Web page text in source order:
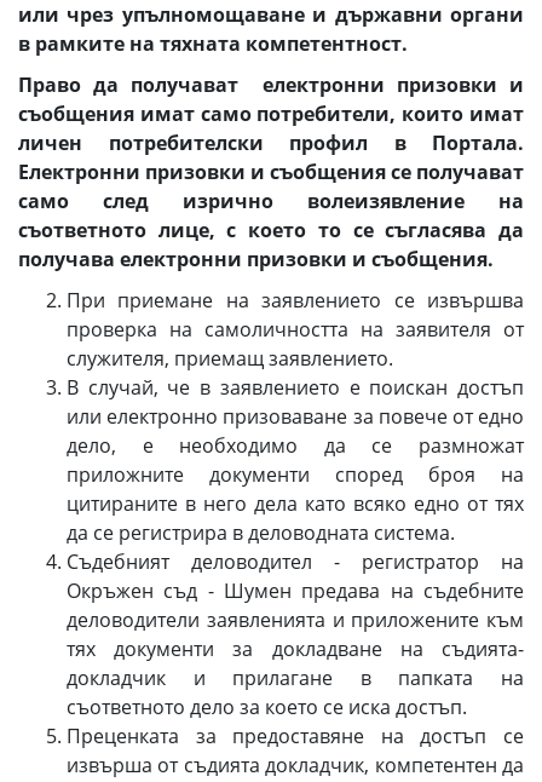
или чрез упълномощаване и държавни органи
в рамките на тяхната компетентност.
Право да получават електронни призовки и
съобщения имат само потребители, които имат
личен потребителски профил в Портала.
Електронни призовки и съобщения се получават
само след изрично волеизявление на
съответното лице, с което то се съгласява да
получава електронни призовки и съобщения.
При приемане на заявлението се извършва
проверка на самоличността на заявителя от
служителя, приемащ заявлението.
В случай, че в заявлението е поискан достъп
или електронно призоваване за повече от едно
дело, е необходимо да се размножат
приложните документи според броя на
цитираните в него дела като всяко едно от тях
да се регистрира в деловодната система.
Съдебният деловодител - регистратор на
Окръжен съд - Шумен предава на съдебните
деловодители заявленията и приложените към
тях документи за докладване на съдията-
докладчик и прилагане в папката на
съответното дело за което се иска достъп.
Преценката за предоставяне на достъп се
извърша от съдията докладчик, компетентен да